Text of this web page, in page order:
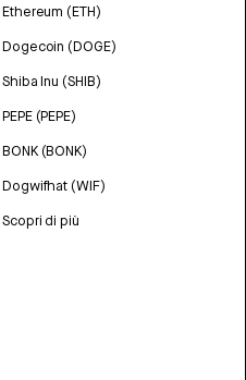
Ethereum (ETH)
Dogecoin (DOGE)
Shiba Inu (SHIB)
PEPE (PEPE)
BONK (BONK)
Dogwifhat (WIF)
Scopri di più